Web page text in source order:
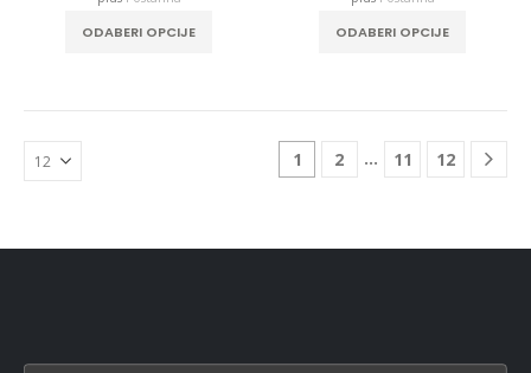
ODABERI OPCIJE
page
ODABERI OPCIJE
1 2 … 11 12